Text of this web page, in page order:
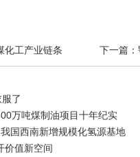
化工产业链条 下一篇
了
万吨煤制油项目十年纪实
国西南新增规模化氢源基地
价值新空间